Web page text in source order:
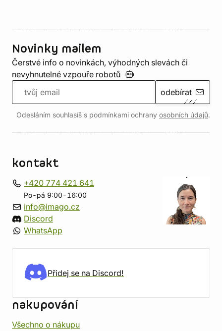
Novinky mailem
Čerstvé info o novinkách, výhodných slevách či
nevyhnutelné vzpouře robotů
odebírat
Odesláním souhlasíš s podmínkami ochrany osobních údajů.
kontakt
+420 774 421 641
Po-pá 9:00-16:00
info@imago.cz
Discord
WhatsApp
Přidej se na Discord!
nakupování
Všechno o nákupu